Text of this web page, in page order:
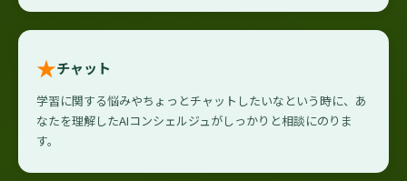
★チャット
学習に関する悩みやちょっとチャットしたいなという時に、あ
なたを理解したAIコンシェルジュがしっかりと相談にのりま
す。